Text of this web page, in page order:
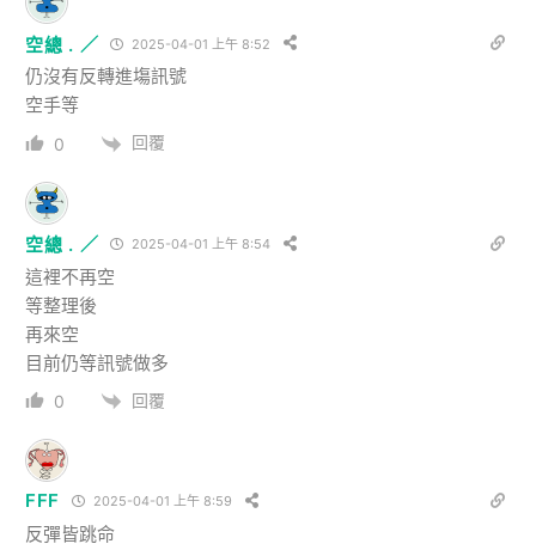
空總 . ／ 2025-04-01 上午 8:52
仍沒有反轉進塲訊號
空手等
0 回覆
空總 . ／ 2025-04-01 上午 8:54
這裡不再空
等整理後
再來空
目前仍等訊號做多
0 回覆
FFF 2025-04-01 上午 8:59
反彈皆跳命